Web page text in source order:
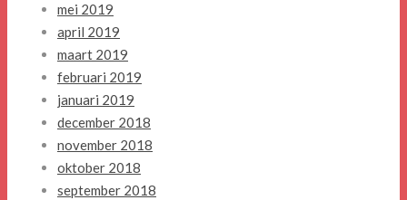
mei 2019
april 2019
maart 2019
februari 2019
januari 2019
december 2018
november 2018
oktober 2018
september 2018